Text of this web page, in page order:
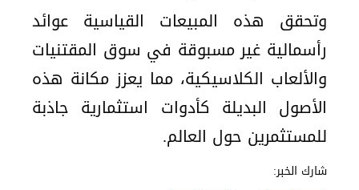
وتحقق هذه المبيعات القياسية عوائد
رأسمالية غير مسبوقة في سوق المقتنيات
والألعاب الكلاسيكية، مما يعزز مكانة هذه
الأصول البديلة كأدوات استثمارية جاذبة
للمستثمرين حول العالم.
شارك الخبر: